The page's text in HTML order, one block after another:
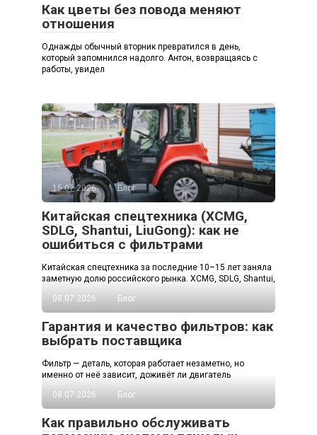
Как цветы без повода меняют
отношения
Однажды обычный вторник превратился в день,
который запомнился надолго. Антон, возвращаясь с
работы, увидел
15.07.2026 Блог
Китайская спецтехника (XCMG,
SDLG, Shantui, LiuGong): как не
ошибиться с фильтрами
Китайская спецтехника за последние 10–15 лет заняла
заметную долю российского рынка. XCMG, SDLG, Shantui,
08.07.2026
Блог
Гарантия и качество фильтров: как
выбрать поставщика
Фильтр — деталь, которая работает незаметно, но
именно от неё зависит, доживёт ли двигатель
08.07.2026
Блог
Как правильно обслуживать